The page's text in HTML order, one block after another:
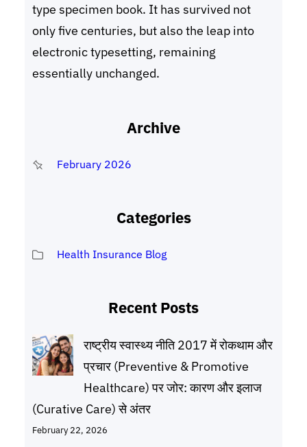
type specimen book. It has survived not
only five centuries, but also the leap into
electronic typesetting, remaining
essentially unchanged.
Archive
February 2026
Categories
Health Insurance Blog
Recent Posts
राष्ट्रीय स्वास्थ्य नीति 2017 में रोकथाम और
प्रचार (Preventive & Promotive
Healthcare) पर जोर: कारण और इलाज
(Curative Care) से अंतर
February 22, 2026